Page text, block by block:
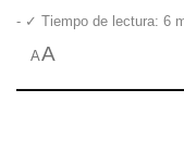
- ✓ Tiempo de lectura: 6
AA